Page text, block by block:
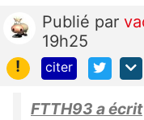
Publié par
19h25
!
citer
FTTH93 a écrit